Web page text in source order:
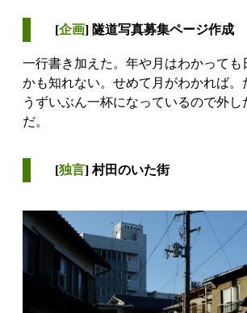
[企画] 隧道写真募集ページ作成
一行書き加えた。年や月はわかっても
かも知れない。せめて月がわかれば。
うずいぶん一杯になっているので外
だ。
[独言] 村田のいた街